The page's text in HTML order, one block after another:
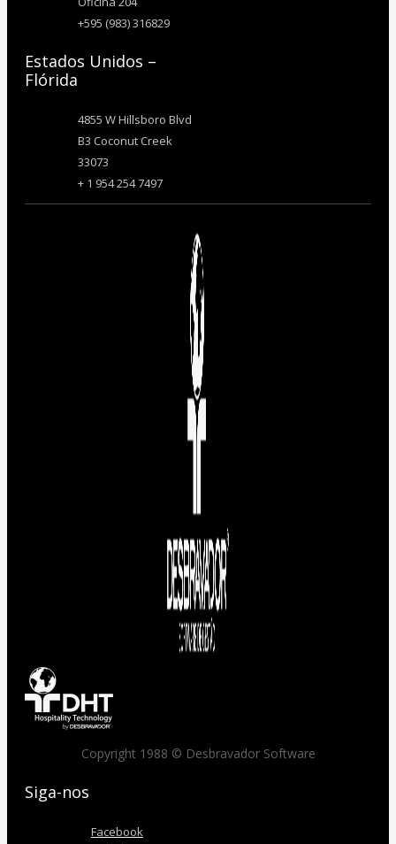
+595 (983) 316829
Estados Unidos –
Flórida
4855 W Hillsboro Blvd
B3 Coconut Creek
33073
+ 1 954 254 7497
Copyright 1988 © Desbravador Software
Siga-nos
Facebook